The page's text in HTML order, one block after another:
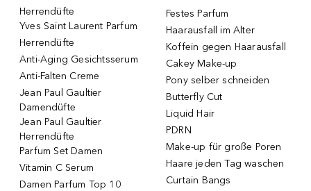
Herrendüfte
Yves Saint Laurent Parfum
Herrendüfte
Anti-Aging Gesichtsserum
Anti-Falten Creme
Jean Paul Gaultier
Damendüfte
Jean Paul Gaultier
Herrendüfte
Parfum Set Damen
Vitamin C Serum
Damen Parfum Top 10
Festes Parfum
Haarausfall im Alter
Koffein gegen Haarausfall
Cakey Make-up
Pony selber schneiden
Butterfly Cut
Liquid Hair
PDRN
Make-up für große Poren
Haare jeden Tag waschen
Curtain Bangs